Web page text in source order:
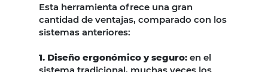
Esta herramienta ofrece una gran
cantidad de ventajas, comparado con los
sistemas anteriores:
1. Diseño ergonómico y seguro: en el
sistema tradicional, muchas veces los